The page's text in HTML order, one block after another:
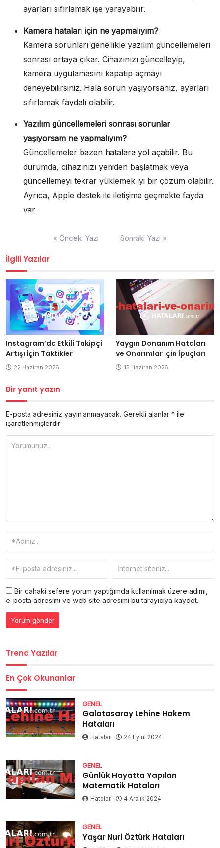
ayarları sıfırlamak işe yarayabilir.
Kamera hataları için ne yapmalıyım?
Kamera sorunları genellikle yazılım güncellemeleri
sonrası ortaya çıkar. Cihazınızı güncelleyip,
kamera uygulamasını kapatıp açmayı
deneyebilirsiniz. Hala sorun yaşıyorsanız, ayarları
sıfırlamak faydalı olabilir.
Yazılım güncellemeleri sonrası sorunlar
yaşıyorsam ne yapmalıyım?
Güncellemeler bazen hatalara yol açabilir. Bu
durumda, cihazınızı yeniden başlatmak veya
güncellemeyi tekrar yüklemek iyi bir çözüm olabilir.
Ayrıca, Apple destek ile iletişime geçmekte fayda
var.
« Önceki Yazı Sonraki Yazı »
İlgili Yazılar
Instagram’da Etkili Takipçi
Artışı İçin Taktikler
22 Haziran 2026
Yaygın Donanım Hataları
ve Onarımlar için İpuçları
15 Haziran 2026
Bir yanıt yazın
E-posta adresiniz yayınlanmayacak. Gerekli alanlar * ile
işaretlenmişlerdir
Bir dahaki sefere yorum yaptığımda kullanılmak üzere adımı,
e-posta adresimi ve web site adresimi bu tarayıcıya kaydet.
Trend Yazılar
En Çok Okunanlar
GENEL
Galatasaray Lehine Hakem
Hataları
Hataları 24 Eylül 2024
GENEL
Günlük Hayatta Yapılan
Matematik Hataları
Hataları 4 Aralık 2024
GENEL
Yaşar Nuri Öztürk Hataları